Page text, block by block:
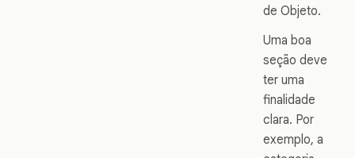
de Objeto.
Uma boa
seção deve
ter uma
finalidade
clara. Por
exemplo, a